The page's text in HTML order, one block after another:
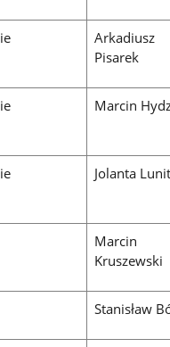
Arkadiusz
Pisarek
Marcin
Jolanta
Marcin
Kruszewski
Stanisław